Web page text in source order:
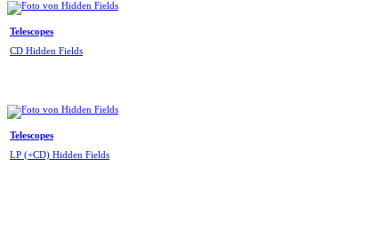
Telescopes
CD Hidden Fields
Telescopes
LP (+CD) Hidden Fields